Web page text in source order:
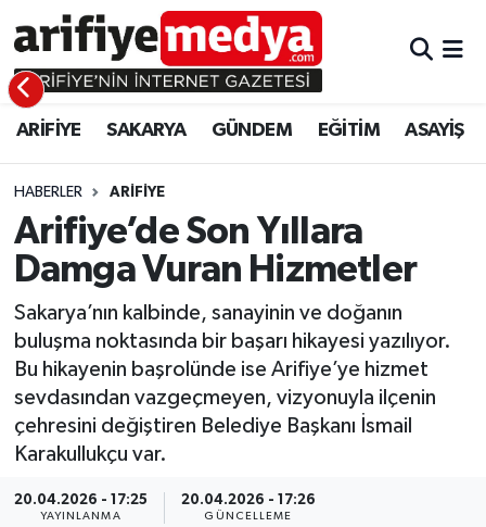
ARİFİYE SAKARYA GÜNDEM EĞİTİM ASAYİŞ
HABERLER ARİFİYE
Arifiye’de Son Yıllara
Damga Vuran Hizmetler
Sakarya’nın kalbinde, sanayinin ve doğanın
buluşma noktasında bir başarı hikayesi yazılıyor.
Bu hikayenin başrolünde ise Arifiye’ye hizmet
sevdasından vazgeçmeyen, vizyonuyla ilçenin
çehresini değiştiren Belediye Başkanı İsmail
Karakullukçu var.
20.04.2026 - 17:25
YAYINLANMA
20.04.2026 - 17:26
GÜNCELLEME
ARİFİYE
SAKARYA
GÜNDEM
EĞİTİM
ASAYİŞ
EKONOMİ
ARİFİYE
GÜNDEM
EĞİTİM
EKONOMİ
ASAYİŞ
Sakarya Hava Durumu
Sakarya Namaz Vakitleri
Sakarya Trafik Yoğunluk Haritası
Süper Lig Puan Durumu ve Fikstür
Tüm Manşetler
Son Dakika Haberleri
Haber Arşivi